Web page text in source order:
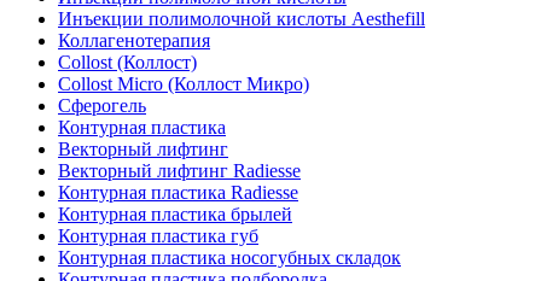
Инъекции полимолочной кислоты Aesthefill
Коллагенотерапия
Collost (Коллост)
Collost Micro (Коллост Микро)
Сферогель
Контурная пластика
Векторный лифтинг
Векторный лифтинг Radiesse
Контурная пластика Radiesse
Контурная пластика брылей
Контурная пластика губ
Контурная пластика носогубных складок